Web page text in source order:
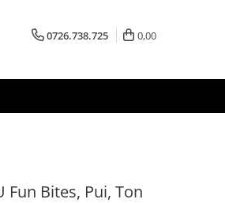
0726.738.725 0,00
Fun Bites, Pui, Ton